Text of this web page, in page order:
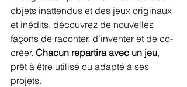
objets inattendus et des jeux originaux
et inédits, découvrez de nouvelles
façons de raconter, d’inventer et de co-
créer. Chacun repartira avec un jeu,
prêt à être utilisé ou adapté à ses
projets.